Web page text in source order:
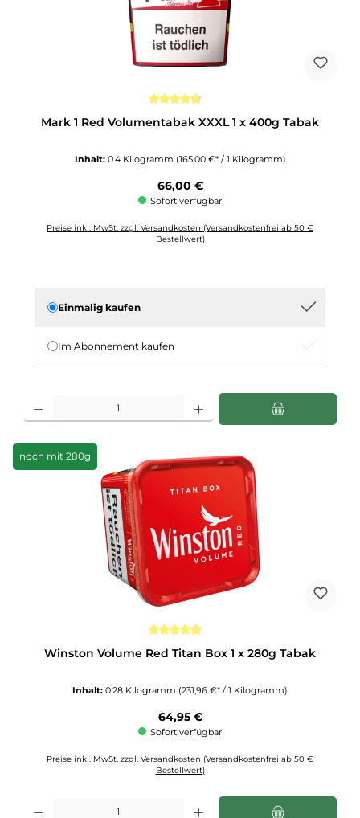
Mark 1 Red Volumentabak XXXL 1 x 400g Tabak
Inhalt: 0.4 Kilogramm (165,00 €* / 1 Kilogramm)
Regulärer Preis:
66,00 €
Sofort verfügbar
Preise inkl. MwSt. zzgl. Versandkosten (Versandkostenfrei ab 50 €
Bestellwert)
Einmalig kaufen
Im Abonnement kaufen
noch mit 280g
Winston Volume Red Titan Box 1 x 280g Tabak
Inhalt: 0.28 Kilogramm (231,96 €* / 1 Kilogramm)
Regulärer Preis:
64,95 €
Sofort verfügbar
Preise inkl. MwSt. zzgl. Versandkosten (Versandkostenfrei ab 50 €
Bestellwert)